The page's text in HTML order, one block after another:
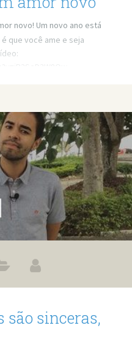
novo! Um novo ano está
que você ame e seja
são sinceras,